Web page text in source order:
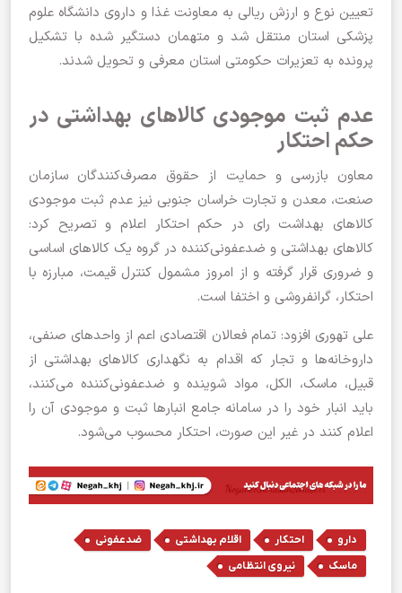
تعیین نوع و ارزش ریالی به معاونت غذا و داروی دانشگاه علوم
پزشکی استان منتقل شد و متهمان دستگیر شده با تشکیل
پرونده به تعزیرات حکومتی استان معرفی و تحویل شدند.
عدم‌ ثبت موجودی کالا‌های بهداشتی در
حکم احتکار
معاون بازرسی و حمایت از حقوق مصرف‌کنندگان سازمان
صنعت، معدن و تجارت خراسان جنوبی نیز عدم‌ ثبت موجودی
کالا‌های بهداشت رای در حکم احتکار اعلام و تصریح کرد:
کالا‌های بهداشتی و ضدعفونی‌کننده در گروه یک کالا‌های اساسی
و ضروری قرار گرفته و از امروز مشمول کنترل قیمت، مبارزه با
احتکار، گرانفروشی و اختفا است.
علی تهوری افزود: تمام فعالان اقتصادی اعم از واحد‌های صنفی،
داروخانه‌ها و تجار که اقدام به نگهداری کالا‌های بهداشتی از
قبیل، ماسک، الکل، مواد شوینده و ضدعفونی‌کننده می‌کنند،
باید انبار خود را در سامانه جامع انبار‌ها ثبت و موجودی آن را
اعلام کنند در غیر این صورت، احتکار محسوب می‌شود.
دارو , احتکار , اقلام بهداشتی , ضدعفونی
ماسک , نیروی انتظامی